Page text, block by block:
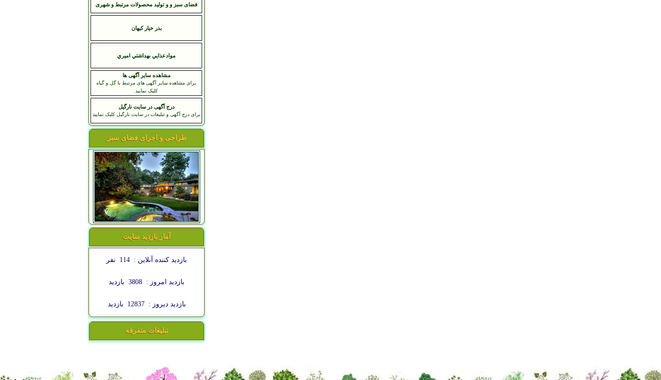
فضای سبز و و تولید محصولات مرتبط و شهری
بذر خیار کیهان
موادعذايي بهداشتي اميري
مشاهده سایر آگهی ها
برای مشاهده سایر آگهی های مرتبط با گل و گیاه
کلیک نمایید
درج آگهی در سایت نارگیل
برای درج آگهی و تبلیغات در سایت نارگیل کلیک نمایید
طراحی و اجرای فضای سبز
آمار بازدید سایت
بازدید کننده آنلاین : 114 نفر
بازدید امروز : 3808 بازدید
بازدید دیروز : 12837 بازدید
تبلیغات متفرقه